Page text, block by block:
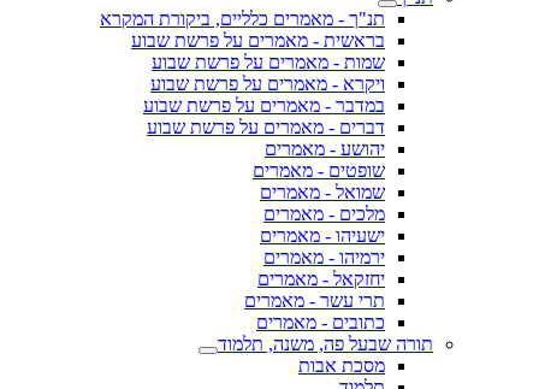
תנ"ך - מאמרים כלליים, ביקורת המקרא
בראשית - מאמרים על פרשת שבוע
שמות - מאמרים על פרשת שבוע
ויקרא - מאמרים על פרשת שבוע
במדבר - מאמרים על פרשת שבוע
דברים - מאמרים על פרשת שבוע
יהושע - מאמרים
שופטים - מאמרים
שמואל - מאמרים
מלכים - מאמרים
ישעיהו - מאמרים
ירמיהו - מאמרים
יחזקאל - מאמרים
תרי עשר - מאמרים
כתובים - מאמרים
תורה שבעל פה, משנה, תלמוד
מסכת אבות